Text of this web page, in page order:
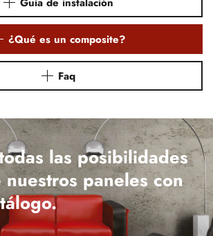
¿Qué es un composite?
Faq
las posibilidades
paneles con